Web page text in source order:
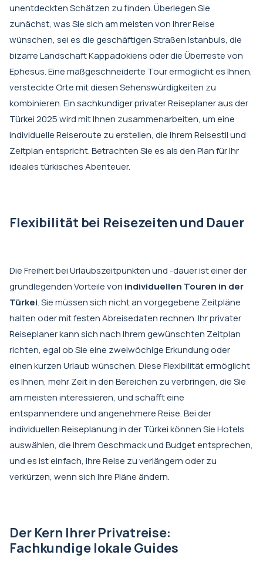
unentdeckten Schätzen zu finden. Überlegen Sie
zunächst, was Sie sich am meisten von Ihrer Reise
wünschen, sei es die geschäftigen Straßen Istanbuls, die
bizarre Landschaft Kappadokiens oder die Überreste von
Ephesus. Eine maßgeschneiderte Tour ermöglicht es Ihnen,
versteckte Orte mit diesen Sehenswürdigkeiten zu
kombinieren. Ein sachkundiger privater Reiseplaner aus der
Türkei 2025 wird mit Ihnen zusammenarbeiten, um eine
individuelle Reiseroute zu erstellen, die Ihrem Reisestil und
Zeitplan entspricht. Betrachten Sie es als den Plan für Ihr
ideales türkisches Abenteuer.
Flexibilität bei Reisezeiten und Dauer
Die Freiheit bei Urlaubszeitpunkten und -dauer ist einer der
grundlegenden Vorteile von individuellen Touren in der
Türkei. Sie müssen sich nicht an vorgegebene Zeitpläne
halten oder mit festen Abreisedaten rechnen. Ihr privater
Reiseplaner kann sich nach Ihrem gewünschten Zeitplan
richten, egal ob Sie eine zweiwöchige Erkundung oder
einen kurzen Urlaub wünschen. Diese Flexibilität ermöglicht
es Ihnen, mehr Zeit in den Bereichen zu verbringen, die Sie
am meisten interessieren, und schafft eine
entspannendere und angenehmere Reise. Bei der
individuellen Reiseplanung in der Türkei können Sie Hotels
auswählen, die Ihrem Geschmack und Budget entsprechen,
und es ist einfach, Ihre Reise zu verlängern oder zu
verkürzen, wenn sich Ihre Pläne ändern.
Der Kern Ihrer Privatreise:
Fachkundige lokale Guides